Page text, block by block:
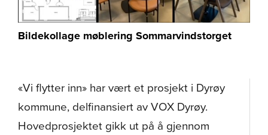
Bildekollage møblering Sommarvindstorget
«Vi flytter inn» har vært et prosjekt i Dyrøy
kommune, delfinansiert av VOX Dyrøy.
Hovedprosjektet gikk ut på å gjennom